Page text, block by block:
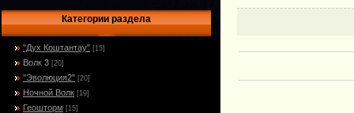
Категории раздела
"Дух Коштантау" [15]
Волк 3 [20]
"Эволюция2" [20]
Ночной Волк [19]
Геошторм [15]